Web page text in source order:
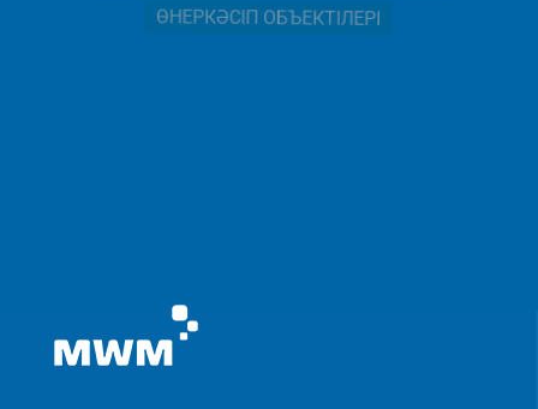
ӨНЕРКӘСІП ОБЪЕКТІЛЕРІ